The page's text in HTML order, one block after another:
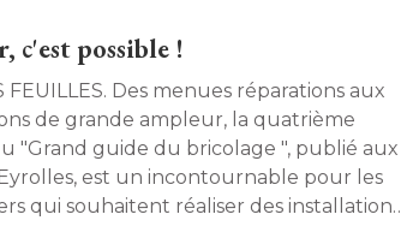
c'est possible !
menues réparations aux
de grande ampleur, la quatrième
"Grand guide du bricolage ", publié aux
est un incontournable pour les
qui souhaitent réaliser des installations